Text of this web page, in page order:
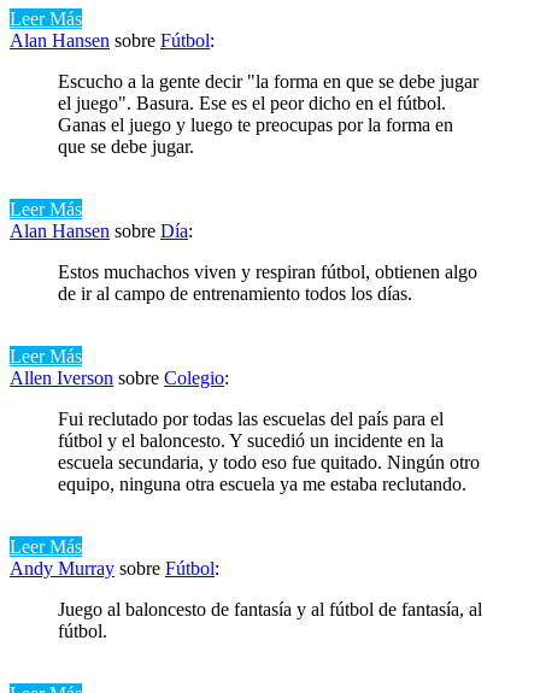
Leer Más
Alan Hansen sobre Fútbol:
Escucho a la gente decir "la forma en que se debe jugar
el juego". Basura. Ese es el peor dicho en el fútbol.
Ganas el juego y luego te preocupas por la forma en
que se debe jugar.
Leer Más
Alan Hansen sobre Día:
Estos muchachos viven y respiran fútbol, ​​obtienen algo
de ir al campo de entrenamiento todos los días.
Leer Más
Allen Iverson sobre Colegio:
Fui reclutado por todas las escuelas del país para el
fútbol y el baloncesto. Y sucedió un incidente en la
escuela secundaria, y todo eso fue quitado. Ningún otro
equipo, ninguna otra escuela ya me estaba reclutando.
Leer Más
Andy Murray sobre Fútbol:
Juego al baloncesto de fantasía y al fútbol de fantasía, al
fútbol.